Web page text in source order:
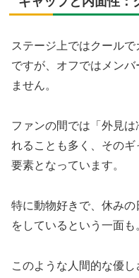
ステージ上ではクール
ですが、オフではメン
ません。
ファンの間では「外見
れることも多く、その
要素となっています。
特に動物好きで、休み
をしているという一面も
このような人間的な優し